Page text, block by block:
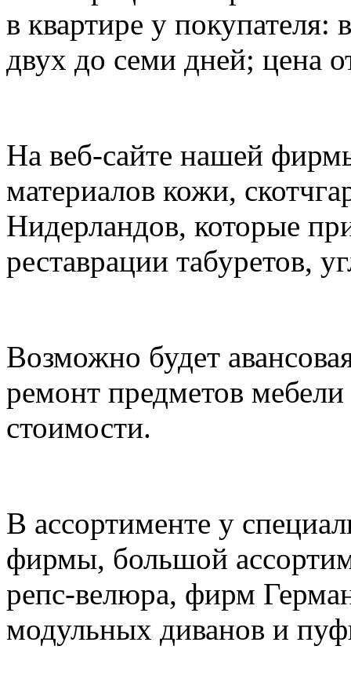
в квартире у покупателя:
двух до семи дней; цена
На веб-сайте нашей
материалов кожи,
Нидерландов, которые
реставрации табуретов,
Возможно будет
ремонт предметов
стоимости.
В ассортименте у
фирмы, большой
репс-велюра, фирм
модульных диванов и